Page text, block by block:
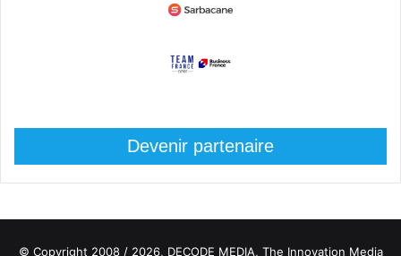
Devenir partenaire
© Copyright 2008 / 2026, DECODE MEDIA, The Innovation Media